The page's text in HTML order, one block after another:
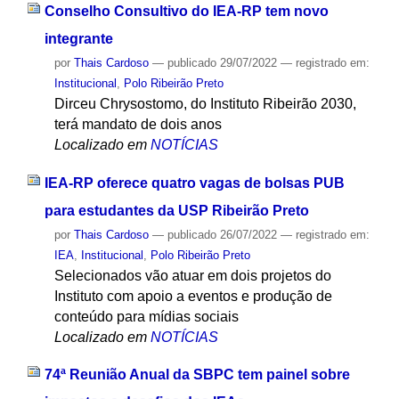
Conselho Consultivo do IEA-RP tem novo
integrante
por Thais Cardoso — publicado29/07/2022 — registrado em:
Institucional
Polo Ribeirão Preto
Dirceu Chrysostomo, do Instituto Ribeirão 2030,
terá mandato de dois anos
Localizado em NOTÍCIAS
IEA-RP oferece quatro vagas de bolsas PUB
para estudantes da USP Ribeirão Preto
por Thais Cardoso — publicado26/07/2022 — registrado em:
IEA, Institucional Polo Ribeirão Preto
Selecionados vão atuar em dois projetos do
Instituto com apoio a eventos e produção de
conteúdo para mídias sociais
Localizado em NOTÍCIAS
74ª Reunião Anual da SBPC tem painel sobre